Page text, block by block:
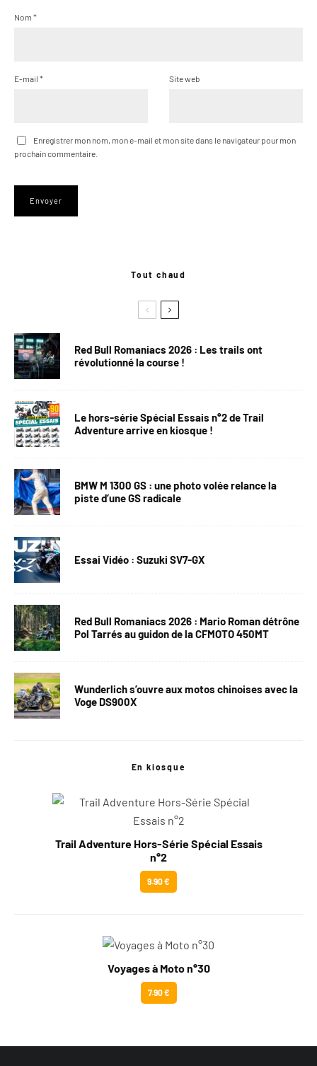
Nom *
E-mail * Site web
Enregistrer mon nom, mon e-mail et mon site dans le navigateur pour mon
prochain commentaire.
Tout chaud
Red Bull Romaniacs 2026 : Les trails ont
révolutionné la course !
Le hors-série Spécial Essais n°2 de Trail
Adventure arrive en kiosque !
BMW M 1300 GS : une photo volée relance la
piste d’une GS radicale
Essai Vidéo : Suzuki SV7-GX
Red Bull Romaniacs 2026 : Mario Roman détrône
Pol Tarrés au guidon de la CFMOTO 450MT
Wunderlich s’ouvre aux motos chinoises avec la
Voge DS900X
En kiosque
Trail Adventure Hors-Série Spécial Essais
n°2
9.90 €
Voyages à Moto n°30
7.90 €